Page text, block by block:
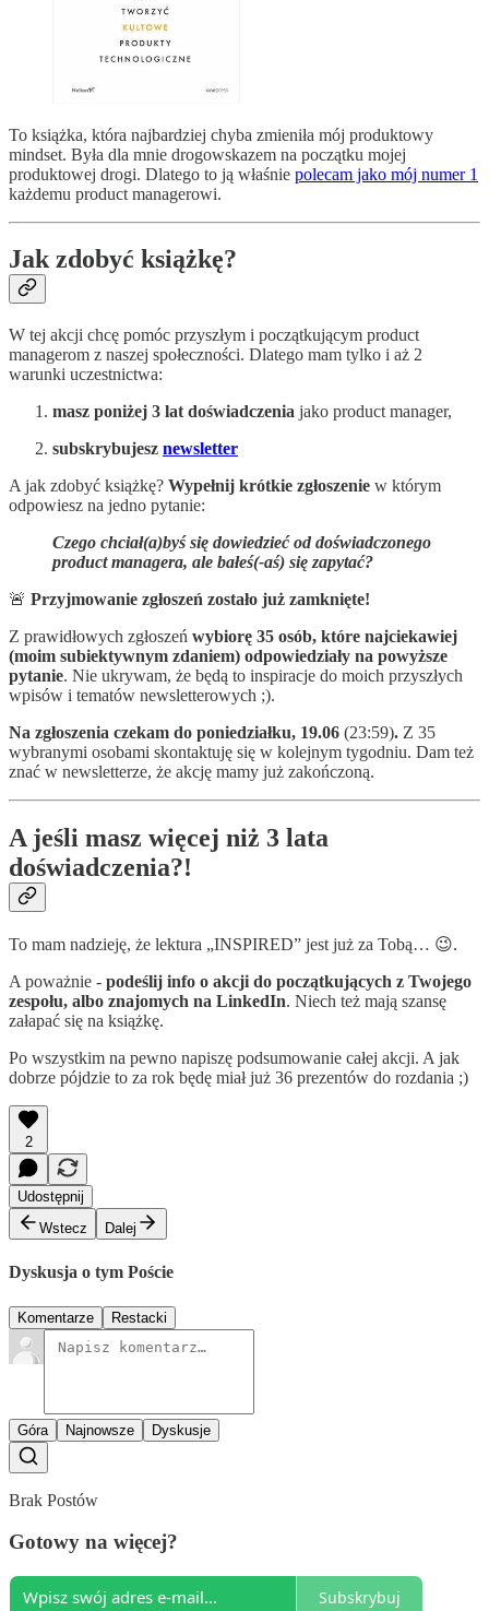
To książka, która najbardziej chyba zmieniła mój produktowy
mindset. Była dla mnie drogowskazem na początku mojej
produktowej drogi. Dlatego to ją właśnie polecam jako mój numer 1
każdemu product managerowi.
Jak zdobyć książkę?
W tej akcji chcę pomóc przyszłym i początkującym product
managerom z naszej społeczności. Dlatego mam tylko i aż 2
warunki uczestnictwa:
masz poniżej 3 lat doświadczenia jako product manager,
subskrybujesz newsletter
A jak zdobyć książkę? Wypełnij krótkie zgłoszenie w którym
odpowiesz na jedno pytanie:
Czego chciał(a)byś się dowiedzieć od doświadczonego
product managera, ale bałeś(-aś) się zapytać?
🚨 Przyjmowanie zgłoszeń zostało już zamknięte!
Z prawidłowych zgłoszeń wybiorę 35 osób, które najciekawiej
(moim subiektywnym zdaniem) odpowiedziały na powyższe
pytanie. Nie ukrywam, że będą to inspiracje do moich przyszłych
wpisów i tematów newsletterowych ;).
Na zgłoszenia czekam do poniedziałku, 19.06 (23:59). Z 35
wybranymi osobami skontaktuję się w kolejnym tygodniu. Dam też
znać w newsletterze, że akcję mamy już zakończoną.
A jeśli masz więcej niż 3 lata
doświadczenia?!
To mam nadzieję, że lektura „INSPIRED” jest już za Tobą… 😉.
A poważnie - podeślij info o akcji do początkujących z Twojego
zespołu, albo znajomych na LinkedIn. Niech też mają szansę
załapać się na książkę.
Po wszystkim na pewno napiszę podsumowanie całej akcji. A jak
dobrze pójdzie to za rok będę miał już 36 prezentów do rozdania ;)
2
Udostępnij
Wstecz
Dalej
Dyskusja o tym Poście
Komentarze Restacki
Góra Najnowsze Dyskusje
Brak Postów
Gotowy na więcej?
Subskrybuj